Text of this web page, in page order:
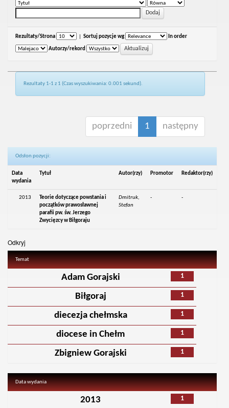
Rezultaty/Strona Sortuj pozycje wg In order
Autorzy/rekord
Rezultaty 1-1 z 1 (Czas wyszukiwania: 0.001 sekund).
poprzedni 1 następny
Odsłon pozycji:
Data
wydania
Tytuł Autor(rzy) Promotor Redaktor(rzy)
2013
Teorie dotyczące powstania i
początków prawosławnej
parafii pw. św. Jerzego
Zwycięzcy w Biłgoraju
Dmitruk,
Stefan
- -
Odkryj
Temat
1
Adam Gorajski
1
Biłgoraj
1
diecezja chełmska
1
diocese in Chełm
1
Zbigniew Gorajski
Data wydania
1
2013